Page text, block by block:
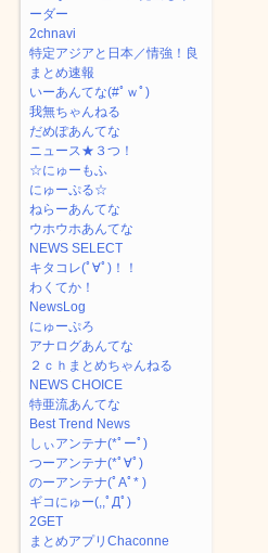
ーダー
2chnavi
特定アジアと日本／情強！良
まとめ速報
いーあんてな(#ﾟｗﾟ)
我無ちゃんねる
だめぽあんてな
ニュース★３つ！
☆にゅーもふ
にゅーぷる☆
ねらーあんてな
ウホウホあんてな
NEWS SELECT
キタコレ(ﾟ∀ﾟ)！！
わくてか！
NewsLog
にゅーぷろ
アナログあんてな
２ｃｈまとめちゃんねる
NEWS CHOICE
特亜流あんてな
Best Trend News
しぃアンテナ(*ﾟーﾟ)
つーアンテナ(*ﾟ∀ﾟ)
のーアンテナ(ﾟAﾟ* )
ギコにゅー(,,ﾟДﾟ)
2GET
まとめアプリChaconne